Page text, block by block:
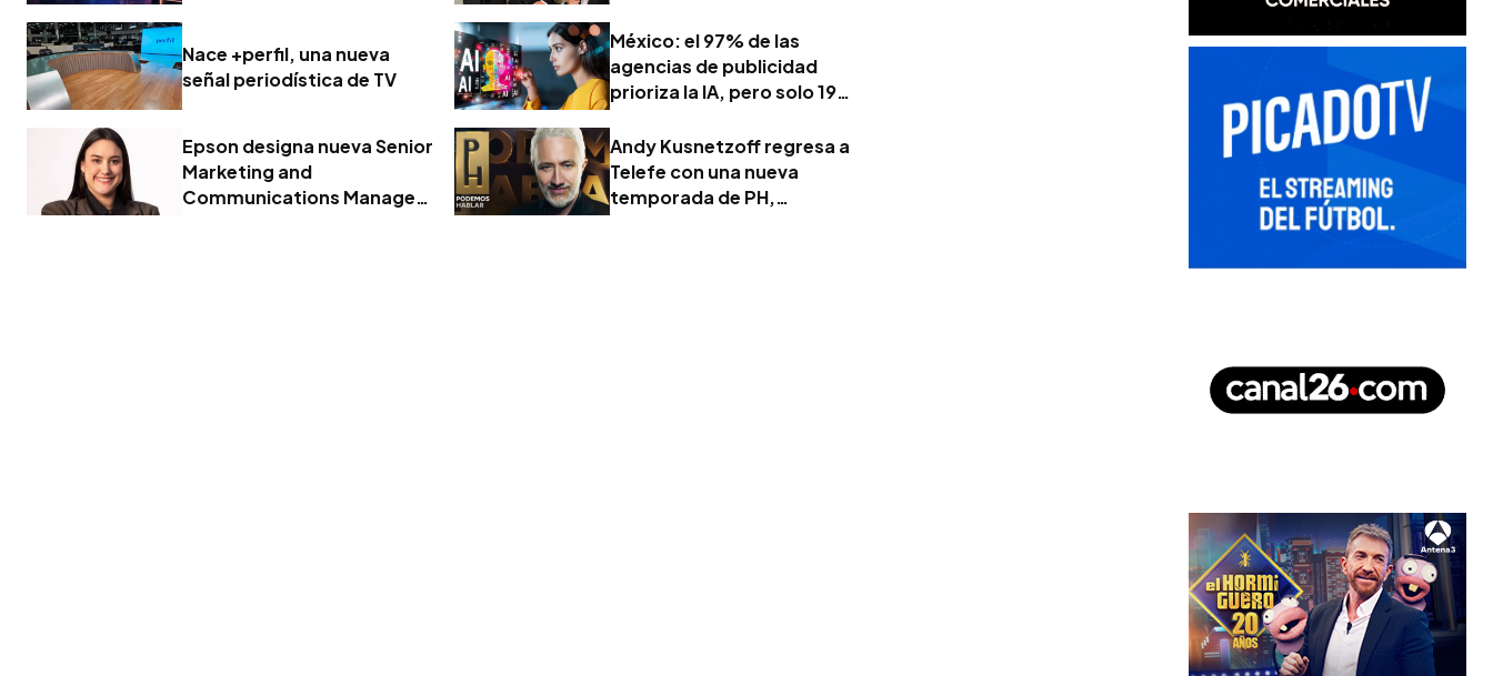
Nace +perfil, una nueva
señal periodística de TV
México: el 97% de las
agencias de publicidad
prioriza la IA, pero solo 19%
ejerce un liderazgo formal
Epson designa nueva Senior
Marketing and
Communications Manager
Andy Kusnetzoff regresa a
Telefe con una nueva
temporada de PH,
Podemos Hablar